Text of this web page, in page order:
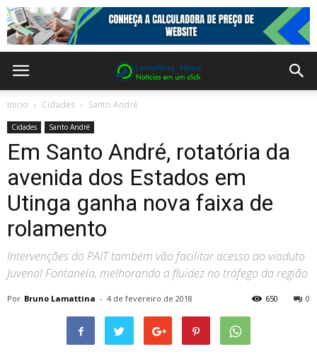
Inicio Cidades Santo André
Cidades Santo André
Em Santo André, rotatória da
avenida dos Estados em
Utinga ganha nova faixa de
rolamento
Intervenções do PAIT também vão facilitar acesso ao viaduto
Juvenal Fontanela, melhorando a fluidez no tráfego da região
Por Bruno Lamattina - 4 de fevereiro de 2018 0
650